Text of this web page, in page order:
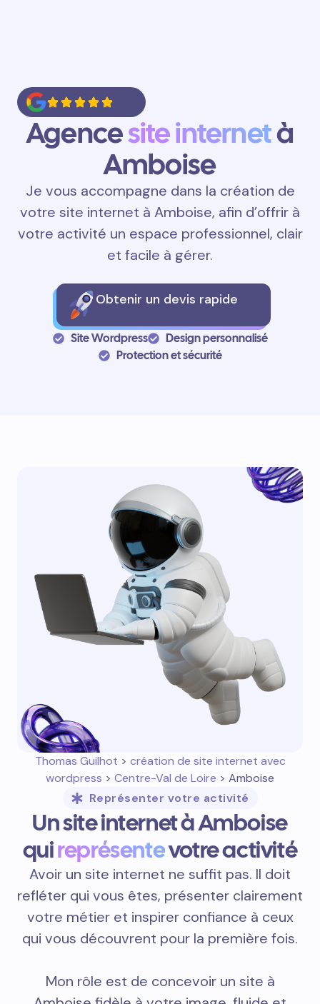
Agencesite internetà
Amboise
Je vous accompagne dans la création de
votre site internet à Amboise, afin d’offrir à
votre activité un espace professionnel, clair
et facile à gérer.
Obtenir un devis rapide
Site Wordpress
Design personnalisé
Protection et sécurité
Thomas Guilhot > création de site internet avec
wordpress > Centre-Val de Loire > Amboise
Représenter votre activité
Un site internet à Amboise
quireprésentevotre activité
Avoir un site internet ne suffit pas. Il doit
refléter qui vous êtes, présenter clairement
votre métier et inspirer confiance à ceux
qui vous découvrent pour la première fois.
Mon rôle est de concevoir un site à